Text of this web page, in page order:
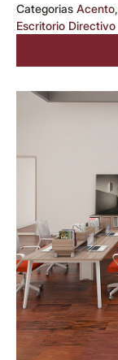
Categorias Acento,
Escritorio Directivo